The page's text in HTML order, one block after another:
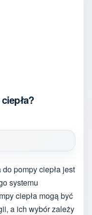
pompy ciepła jest
systemu
ciepła mogą być
a ich wybór zależy